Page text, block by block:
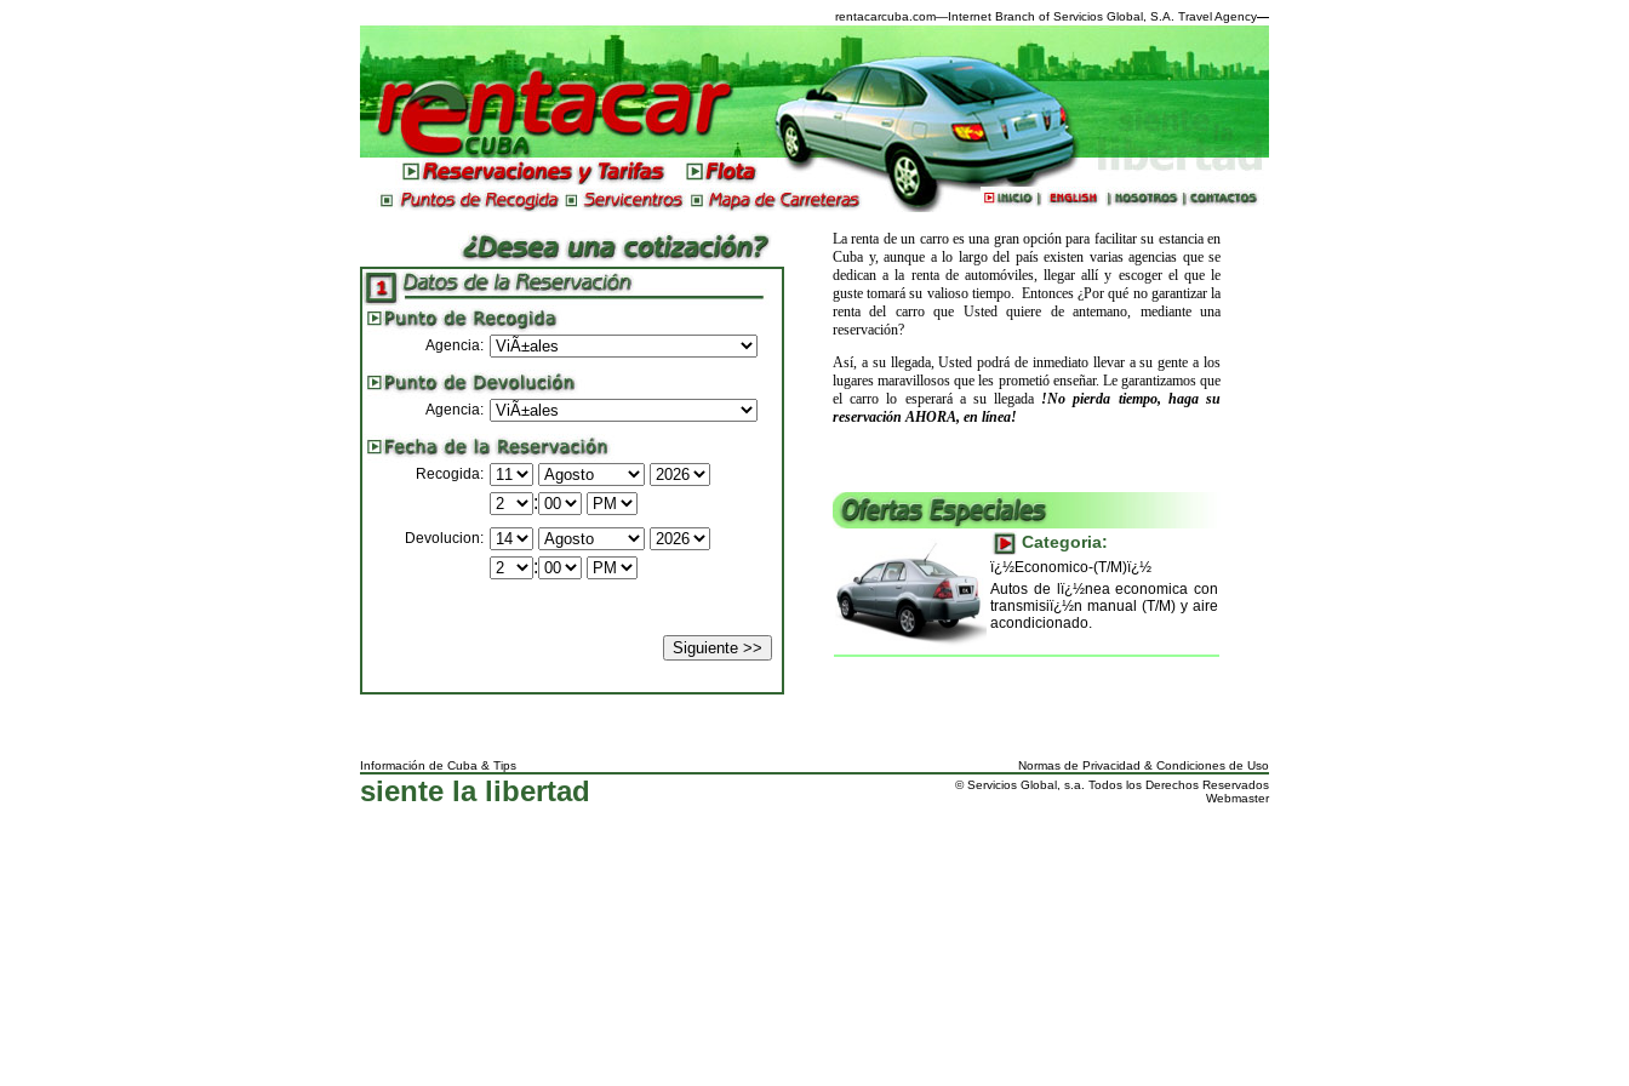
rentacarcuba.com—Internet Branch of Servicios Global, S.A. Travel Agency—
Agencia:
Agencia:
Recogida:
:
Devolucion:
:
La renta de un carro es una gran opción para facilitar su estancia en
Cuba y, aunque a lo largo del país existen varias agencias que se
dedican a la renta de automóviles, llegar allí y escoger el que le
guste tomará su valioso tiempo. Entonces ¿Por qué no garantizar la
renta del carro que Usted quiere de antemano, mediante una
reservación?
Así, a su llegada, Usted podrá de inmediato llevar a su gente a los
lugares maravillosos que les prometió enseñar. Le garantizamos que
el carro lo esperará a su llegada !No pierda tiempo, haga su
reservación AHORA, en línea!
Categoria:
ï¿½Economico-(T/M)ï¿½
Autos de lï¿½nea economica con
transmisiï¿½n manual (T/M) y aire
acondicionado.
Información de Cuba & Tips Normas de Privacidad & Condiciones de Uso
siente la libertad
© Servicios Global, s.a. Todos los Derechos Reservados
Webmaster